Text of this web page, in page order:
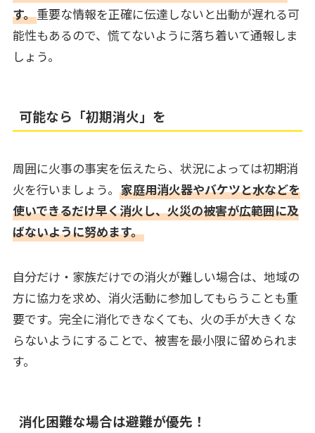
す。重要な情報を正確に伝達しないと出動が遅れる可
能性もあるので、慌てないように落ち着いて通報しま
しょう。
可能なら「初期消火」を
周囲に火事の事実を伝えたら、状況によっては初期消
火を行いましょう。 家庭用消火器やバケツと水などを
使いできるだけ早く消火し、火災の被害が広範囲に及
ばないように努めます。
自分だけ・家族だけでの消火が難しい場合は、地域の
方に協力を求め、消火活動に参加してもらうことも重
要です。完全に消化できなくても、火の手が大きくな
らないようにすることで、被害を最小限に留められま
す。
消化困難な場合は避難が優先！